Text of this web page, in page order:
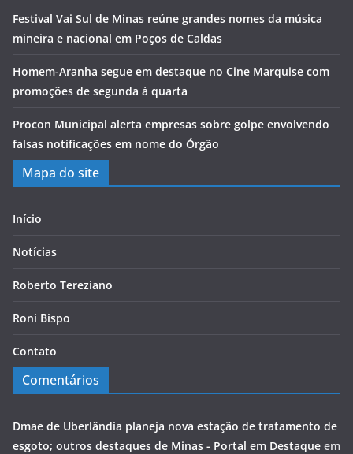
Festival Vai Sul de Minas reúne grandes nomes da música
mineira e nacional em Poços de Caldas
Homem-Aranha segue em destaque no Cine Marquise com
promoções de segunda à quarta
Procon Municipal alerta empresas sobre golpe envolvendo
falsas notificações em nome do Órgão
Mapa do site
Início
Notícias
Roberto Tereziano
Roni Bispo
Contato
Comentários
Dmae de Uberlândia planeja nova estação de tratamento de
esgoto; outros destaques de Minas - Portal em Destaque em